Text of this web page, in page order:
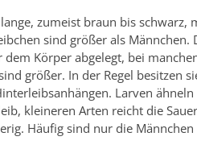
zumeist braun bis
sind größer als Männchen.
Körper abgelegt, bei
größer. In der Regel besitzen
Larven
kleineren Arten reicht die
Häufig sind nur die